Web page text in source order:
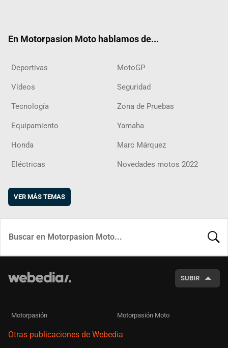
En Motorpasion Moto hablamos de...
Deportivas MotoGP
Vídeos Seguridad
Tecnología Zona de Pruebas
Equipamiento Yamaha
Honda Marc Márquez
Eléctricas Novedades motos 2022
VER MÁS TEMAS
SUBIR
Motorpasión Motorpasión Moto
Otras publicaciones de Webedia